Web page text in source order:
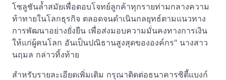
โซลูชันล้ำสมัยเพื่อตอบโจทย์ลูกค้าทุกรายท่ามกลางความ
ท้าทายในโลกธุรกิจ ตลอดจนดำเนินกลยุทธ์ตามแนวทาง
การพัฒนาอย่างยั่งยืน เพื่อส่งมอบความมั่นคงทางการเงิน
ให้แก่ผู้คนโลก อันเป็นปณิธานสูงสุดขององค์กร" นางสาว
นฤมล กล่าวทิ้งท้าย
สำหรับรายละเอียดเพิ่มเติม กรุณาติดต่อธนาคารซิตี้แบงก์